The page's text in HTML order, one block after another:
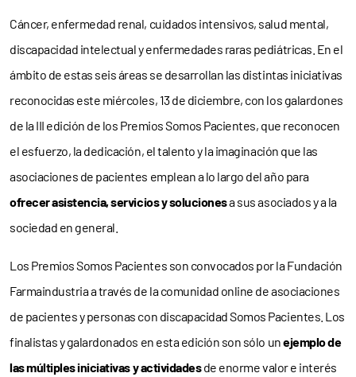
Cáncer, enfermedad renal, cuidados intensivos, salud mental,
discapacidad intelectual y enfermedades raras pediátricas. En el
ámbito de estas seis áreas se desarrollan las distintas iniciativas
reconocidas este miércoles, 13 de diciembre, con los galardones
de la III edición de los Premios Somos Pacientes, que reconocen
el esfuerzo, la dedicación, el talento y la imaginación que las
asociaciones de pacientes emplean a lo largo del año para
ofrecer asistencia, servicios y solucionesa sus asociados y a la
sociedad en general.
Los Premios Somos Pacientes son convocados por la Fundación
Farmaindustria a través de la comunidad online de asociaciones
de pacientes y personas con discapacidad Somos Pacientes. Los
finalistas y galardonados en esta edición son sólo unejemplo de
las múltiples iniciativas y actividadesde enorme valor e interés